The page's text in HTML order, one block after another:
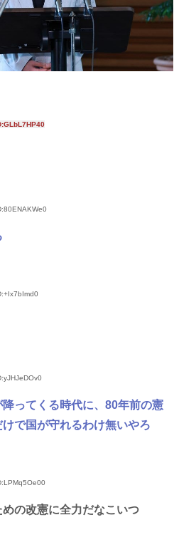
ってくる時代に、80年前の憲
で国が守れるわけ無いやろ
の改憲に全力だなこいつ